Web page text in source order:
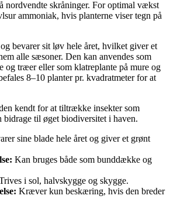
nordvendte skråninger. For optimal vækst
ammoniak, hvis planterne viser tegn på
bevarer sit løv hele året, hvilket giver et
alle sæsoner. Den kan anvendes som
og træer eller som klatreplante på mure og
8–10 planter pr. kvadratmeter for at
kendt for at tiltrække insekter som
til øget biodiversitet i haven.
sine blade hele året og giver et grønt
Kan bruges både som bunddække og
i sol, halvskygge og skygge.
Kræver kun beskæring, hvis den breder